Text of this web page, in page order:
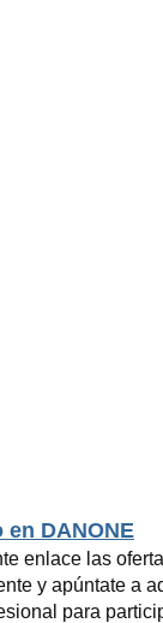
DANONE
enlace las
y apúntate a
para